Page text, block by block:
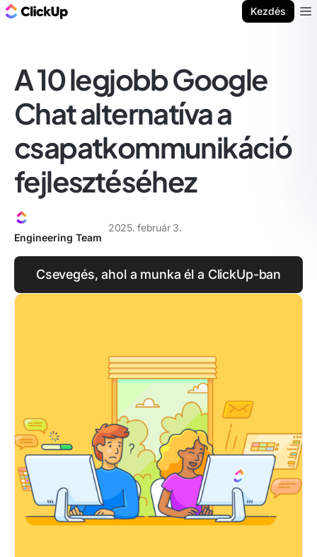
Kezdés
A 10 legjobb Google
Chat alternatíva a
csapatkommunikáció
fejlesztéséhez
Engineering Team
2025. február 3.
Csevegés, ahol a munka él a ClickUp-ban